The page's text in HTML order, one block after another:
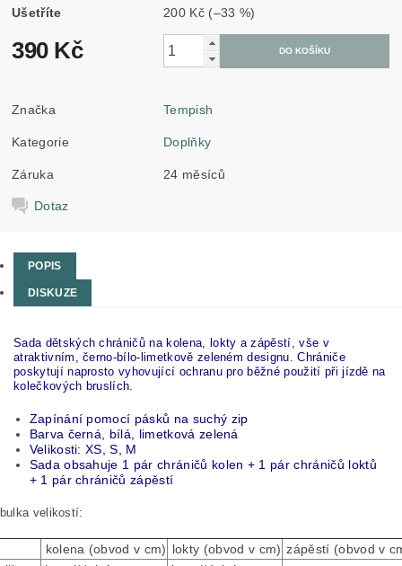
Ušetříte 200 Kč (–33 %)
390 Kč
Značka Tempish
Kategorie Doplňky
Záruka 24 měsíců
Dotaz
POPIS
DISKUZE
Sada dětských chráničů na kolena, lokty a zápěstí, vše v
atraktivním, černo-bílo-limetkově zeleném designu. Chrániče
poskytují naprosto vyhovující ochranu pro běžné použití při jízdě na
kolečkových bruslích.
Zapínání pomocí pásků na suchý zip
Barva černá, bílá, limetková zelená
Velikosti: XS, S, M
Sada obsahuje 1 pár chráničů kolen + 1 pár chráničů loktů
+ 1 pár chráničů zápěstí
velikostí:
kolena (obvod v cm) lokty (obvod v cm) zápěstí (obvod v